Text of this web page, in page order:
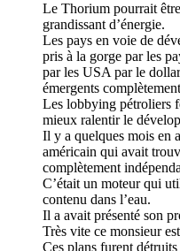
Le Thorium pourrait
grandissant d’énergie.
Les pays en voie de
pris à la gorge par les
par les USA par le
émergents
Les lobbying pétroliers
mieux ralentir le
Il y a quelques mois en
américain qui avait
complètement
C’était un moteur qui
contenu dans l’eau.
Il a avait présenté son
Très vite ce monsieur
Ces plans furent